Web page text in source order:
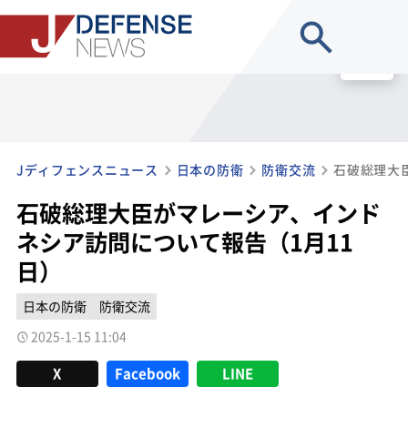
Jディフェンスニュース 日本の防衛 防衛交流
石破総理大臣がマレーシア、インド
ネシア訪問について報告（1月11
日）
日本の防衛
防衛交流
2025-1-15 11:04
X Facebook LINE